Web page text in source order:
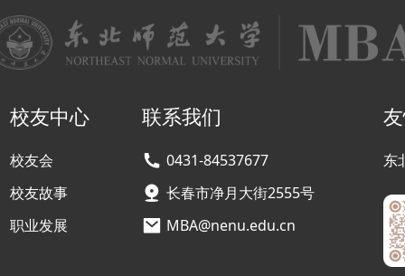
校友中心
校友会
校友故事
职业发展
联系我们
0431-84537677
长春市净月大街2555号
MBA@nenu.edu.cn
东